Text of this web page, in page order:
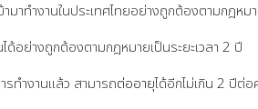
ามาทำงานในประเทศไทยอย่างถูกต้องตามกฎห
ด้อย่างถูกต้องตามกฎหมายเป็นระยะเวลา 2 ปี
รทำงานแล้ว สามารถต่ออายุได้อีกไม่เกิน 2 ปีต่อ